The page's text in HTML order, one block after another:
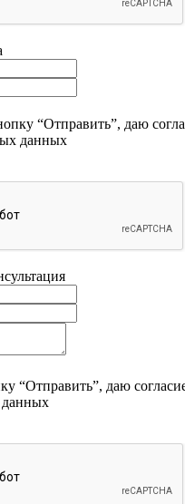
“Отправить”, даю
данных
“Отправить”, даю
данных